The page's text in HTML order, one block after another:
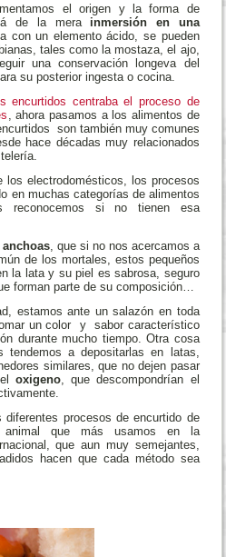
el origen y la forma de
de la mera inmersión en una
con un elemento ácido, se pueden
tales como la mostaza, el ajo,
una conservación longeva del
su posterior ingesta o cocina.
encurtidos centraba el proceso de
, ahora pasamos a los alimentos de
son también muy comunes
hace décadas muy relacionados
los electrodomésticos, los procesos
en muchas categorías de alimentos
reconocemos si no tienen esa
anchoas, que si no nos acercamos a
de los mortales, estos pequeños
la lata y su piel es sabrosa, seguro
forman parte de su composición…
estamos ante un salazón en toda
un color y sabor característico
durante mucho tiempo. Otra cosa
a depositarlas en latas,
similares, que no dejen pasar
oxigeno, que descompondrían el
procesos de encurtido de
animal que más usamos en la
que aun muy semejantes,
hacen que cada método sea